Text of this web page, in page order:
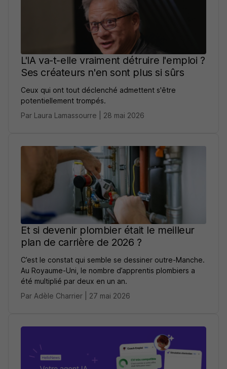
L'IA va-t-elle vraiment détruire l'emploi ?
Ses créateurs n'en sont plus si sûrs
Ceux qui ont tout déclenché admettent s'être
potentiellement trompés.
Par Laura Lamassourre | 28 mai 2026
Et si devenir plombier était le meilleur
plan de carrière de 2026 ?
C’est le constat qui semble se dessiner outre-Manche.
Au Royaume-Uni, le nombre d’apprentis plombiers a
été multiplié par deux en un an.
Par Adèle Charrier | 27 mai 2026